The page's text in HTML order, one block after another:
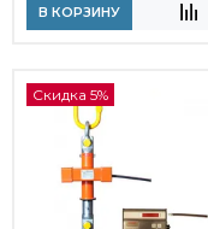
В КОРЗИНУ
Скидка 5%